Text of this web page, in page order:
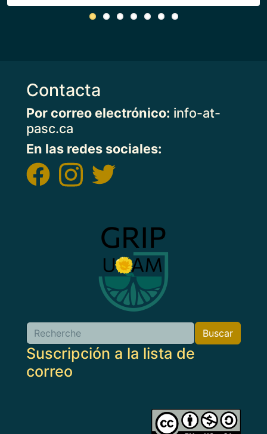
Contacta
Por correo electrónico: info-at-
pasc.ca
En las redes sociales:
Buscar Buscar
Suscripción a la lista de
correo